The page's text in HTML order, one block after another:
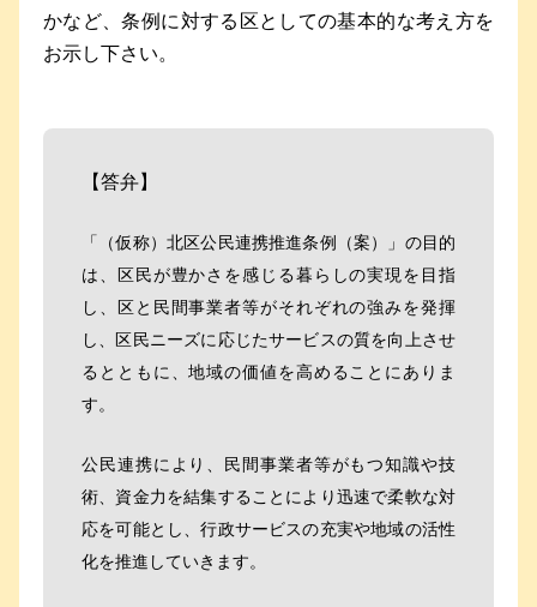
かなど、条例に対する区としての基本的な考え方を
お示し下さい。
【答弁】
「（仮称）北区公民連携推進条例（案）」の目的
は、区民が豊かさを感じる暮らしの実現を目指
し、区と民間事業者等がそれぞれの強みを発揮
し、区民ニーズに応じたサービスの質を向上させ
るとともに、地域の価値を高めることにありま
す。
公民連携により、民間事業者等がもつ知識や技
術、資金力を結集することにより迅速で柔軟な対
応を可能とし、行政サービスの充実や地域の活性
化を推進していきます。